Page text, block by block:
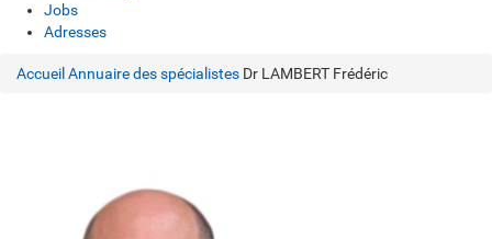
Jobs
Adresses
Accueil Annuaire des spécialistes Dr LAMBERT Frédéric